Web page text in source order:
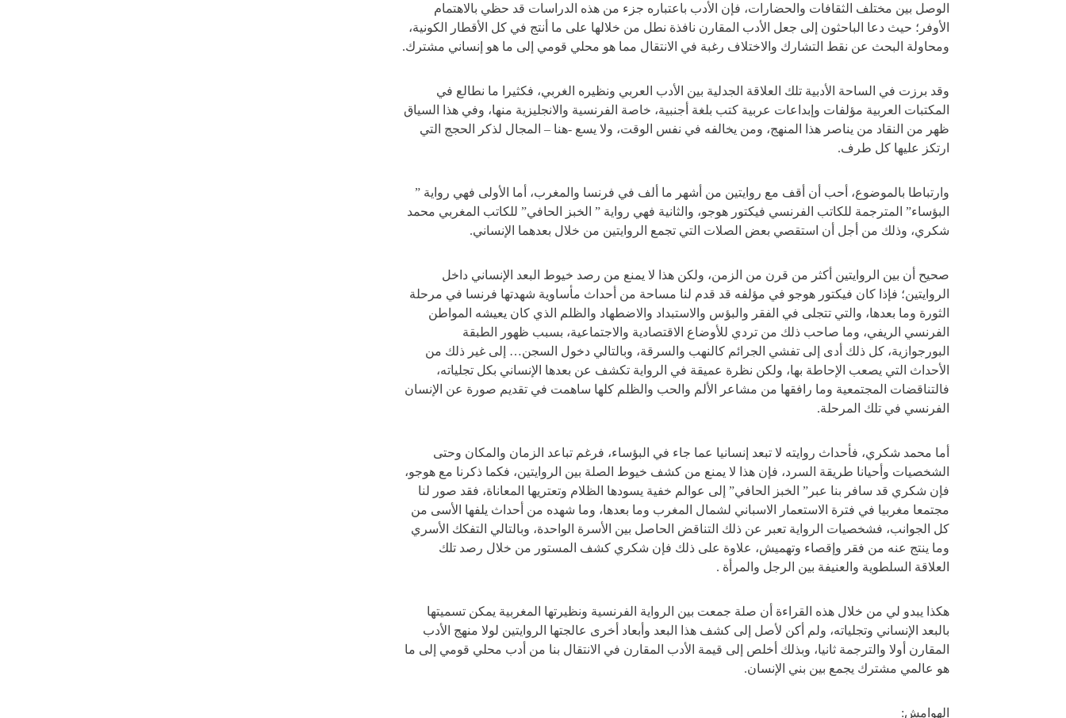
الوصل بين مختلف الثقافات والحضارات، فإن الأدب باعتباره جزء من هذه الدراسات قد حظي بالاهتمام
الأوفر؛ حيث دعا الباحثون إلى جعل الأدب المقارن نافذة نطل من خلالها على ما أنتج في كل الأقطار الكونية،
ومحاولة البحث عن نقط التشارك والاختلاف رغبة في الانتقال مما هو محلي قومي إلى ما هو إنساني مشترك.
وقد برزت في الساحة الأدبية تلك العلاقة الجدلية بين الأدب العربي ونظيره الغربي، فكثيرا ما نطالع في
المكتبات العربية مؤلفات وإبداعات عربية كتب بلغة أجنبية، خاصة الفرنسية والانجليزية منها، وفي هذا السياق
ظهر من النقاد من يناصر هذا المنهج، ومن يخالفه في نفس الوقت، ولا يسع -هنا – المجال لذكر الحجج التي
ارتكز عليها كل طرف.
وارتباطا بالموضوع، أحب أن أقف مع روايتين من أشهر ما ألف في فرنسا والمغرب، أما الأولى فهي رواية ”
البؤساء” المترجمة للكاتب الفرنسي فيكتور هوجو، والثانية فهي رواية ” الخبز الحافي” للكاتب المغربي محمد
شكري، وذلك من أجل أن استقصي بعض الصلات التي تجمع الروايتين من خلال بعدهما الإنساني.
صحيح أن بين الروايتين أكثر من قرن من الزمن، ولكن هذا لا يمنع من رصد خيوط البعد الإنساني داخل
الروايتين؛ فإذا كان فيكتور هوجو في مؤلفه قد قدم لنا مساحة من أحداث مأساوية شهدتها فرنسا في مرحلة
الثورة وما بعدها، والتي تتجلى في الفقر والبؤس والاستبداد والاضطهاد والظلم الذي كان يعيشه المواطن
الفرنسي الريفي، وما صاحب ذلك من تردي للأوضاع الاقتصادية والاجتماعية، بسبب ظهور الطبقة
البورجوازية، كل ذلك أدى إلى تفشي الجرائم كالنهب والسرقة، وبالتالي دخول السجن… إلى غير ذلك من
الأحداث التي يصعب الإحاطة بها، ولكن نظرة عميقة في الرواية تكشف عن بعدها الإنساني بكل تجلياته،
فالتناقضات المجتمعية وما رافقها من مشاعر الألم والحب والظلم كلها ساهمت في تقديم صورة عن الإنسان
الفرنسي في تلك المرحلة.
أما محمد شكري، فأحداث روايته لا تبعد إنسانيا عما جاء في البؤساء، فرغم تباعد الزمان والمكان وحتى
الشخصيات وأحيانا طريقة السرد، فإن هذا لا يمنع من كشف خيوط الصلة بين الروايتين، فكما ذكرنا مع هوجو،
فإن شكري قد سافر بنا عبر” الخبز الحافي” إلى عوالم خفية يسودها الظلام وتعتريها المعاناة، فقد صور لنا
مجتمعا مغربيا في فترة الاستعمار الاسباني لشمال المغرب وما بعدها، وما شهده من أحداث يلفها الأسى من
كل الجوانب، فشخصيات الرواية تعبر عن ذلك التناقض الحاصل بين الأسرة الواحدة، وبالتالي التفكك الأسري
وما ينتج عنه من فقر وإقصاء وتهميش، علاوة على ذلك فإن شكري كشف المستور من خلال رصد تلك
العلاقة السلطوية والعنيفة بين الرجل والمرأة .
هكذا يبدو لي من خلال هذه القراءة أن صلة جمعت بين الرواية الفرنسية ونظيرتها المغربية يمكن تسميتها
بالبعد الإنساني وتجلياته، ولم أكن لأصل إلى كشف هذا البعد وأبعاد أخرى عالجتها الروايتين لولا منهج الأدب
المقارن أولا والترجمة ثانيا، وبذلك أخلص إلى قيمة الأدب المقارن في الانتقال بنا من أدب محلي قومي إلى ما
هو عالمي مشترك يجمع بين بني الإنسان.
الهوامش: